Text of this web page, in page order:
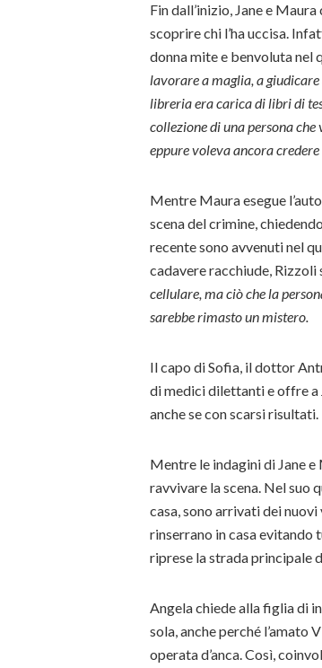
Fin dall’inizio, Jane e
scoprire chi l’ha uccisa.
donna mite e benvoluta nel
lavorare a maglia, a
libreria era carica di libri di
collezione di una persona
eppure voleva ancora credere
Mentre Maura esegue
scena del crimine,
recente sono avvenuti nel
cadavere racchiude,
cellulare, ma ciò che la
sarebbe rimasto un mistero.
Il capo di Sofia, il dottor
di medici dilettanti e offre a
anche se con scarsi risultati.
Mentre le indagini di Jane
ravvivare la scena. Nel suo
casa, sono arrivati dei
rinserrano in casa evitando
riprese la strada principale
Angela chiede alla figlia di
sola, anche perché l’amato
operata d’anca. Così,